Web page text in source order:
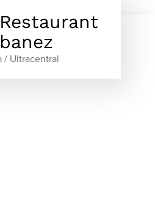
/ Ultracentral